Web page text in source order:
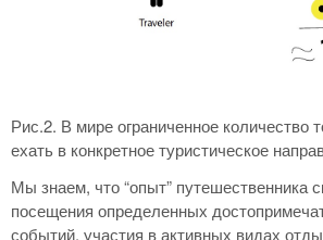
Рис.2. В мире ограниченное количество
ехать в конкретное туристическое
Мы знаем, что “опыт” путешественника
посещения определенных
событий, участия в активных видах